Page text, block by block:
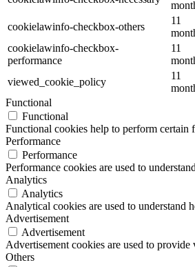
cookielawinfo-checkbox-others
11
cookielawinfo-checkbox-
performance
11
viewed_cookie_policy
11
Functional
Functional
Functional cookies help to perform certain
Performance
Performance
Performance cookies are used to
Analytics
Analytics
Analytical cookies are used to understand
Advertisement
Advertisement
Advertisement cookies are used to
Others